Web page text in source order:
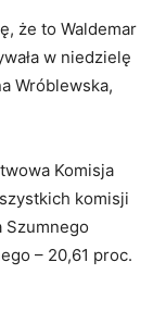
że to Waldemar
w niedzielę
Wróblewska,
Komisja
komisji
Szumnego
– 20,61 proc.